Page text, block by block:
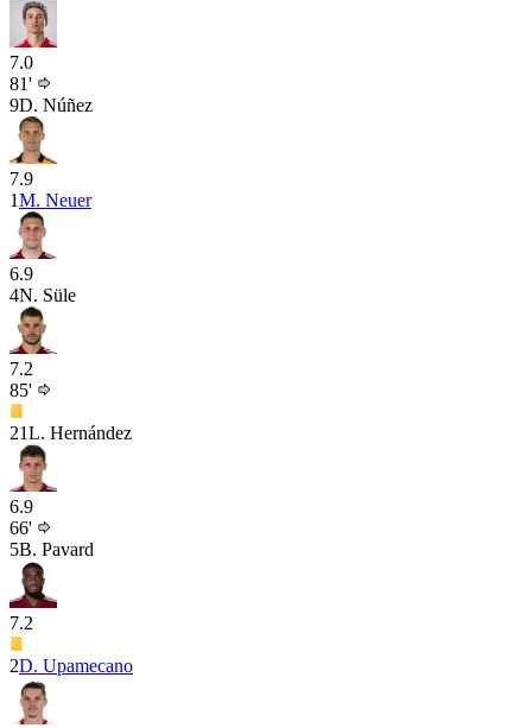
7.0
81'
9D. Núñez
7.9
1M. Neuer
6.9
4N. Süle
7.2
85'
21L. Hernández
6.9
66'
5B. Pavard
7.2
2D. Upamecano